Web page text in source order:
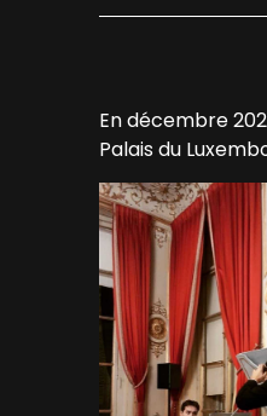
En décembre
Palais du